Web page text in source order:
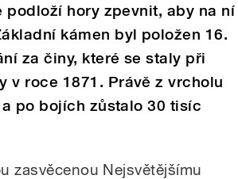
hory zpevnit, aby na ní
kámen byl položen 16.
za činy, které se staly při
v roce 1871. Právě z vrcholu
po bojích zůstalo 30 tisíc
zasvěcenou Nejsvětějšímu